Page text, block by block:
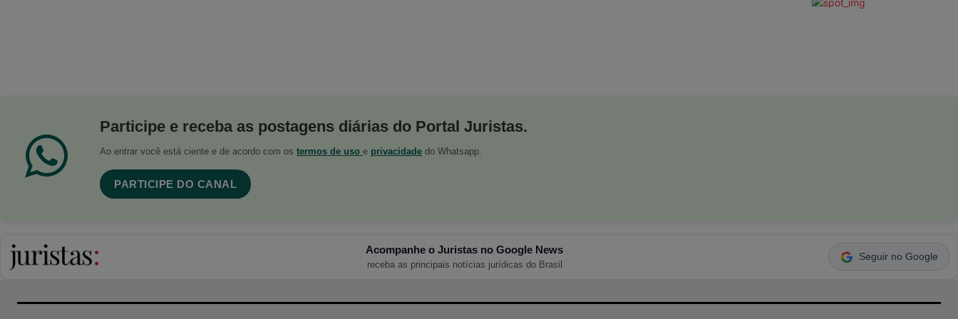
Participe e receba as postagens diárias do Portal Juristas.
Ao entrar você está ciente e de acordo com os termos de uso e privacidade do Whatsapp.
PARTICIPE DO CANAL
Acompanhe o Juristas no Google News
receba as principais notícias jurídicas do Brasil
Seguir no Google